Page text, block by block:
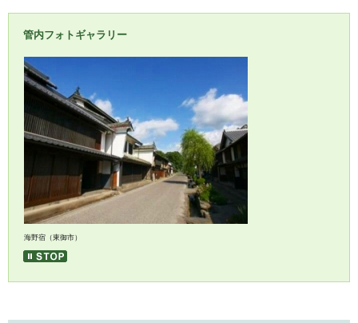
管内フォトギャラリー
魯桃桜（上田市）
海野宿（東御市）
美ヶ原高原（長和町）
大法寺（青木村）